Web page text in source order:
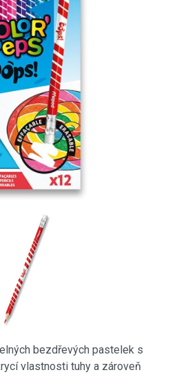
bezdřevých pastelek s
vlastnosti tuhy a zároveň